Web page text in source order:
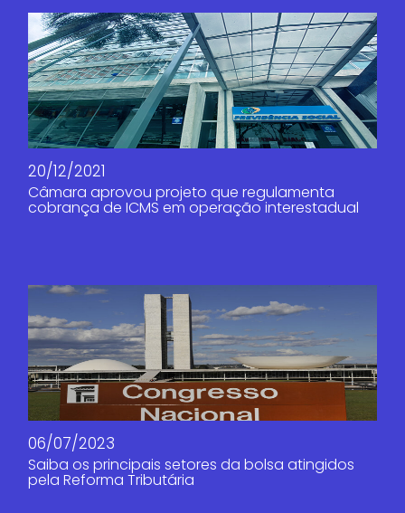
20/12/2021
Câmara aprovou projeto que regulamenta
cobrança de ICMS em operação interestadual
06/07/2023
Saiba os principais setores da bolsa atingidos
pela Reforma Tributária